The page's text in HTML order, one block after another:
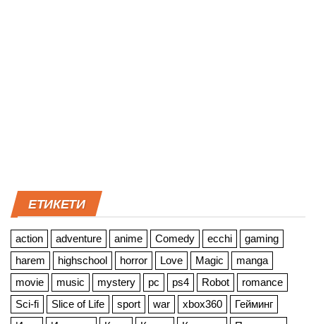
ЕТИКЕТИ
action adventure anime Comedy ecchi
gaming
harem
highschool horror Love Magic
manga
movie
music mystery pc ps4 Robot
romance
Sci-fi
Slice of Life sport war xbox360
Гейминг